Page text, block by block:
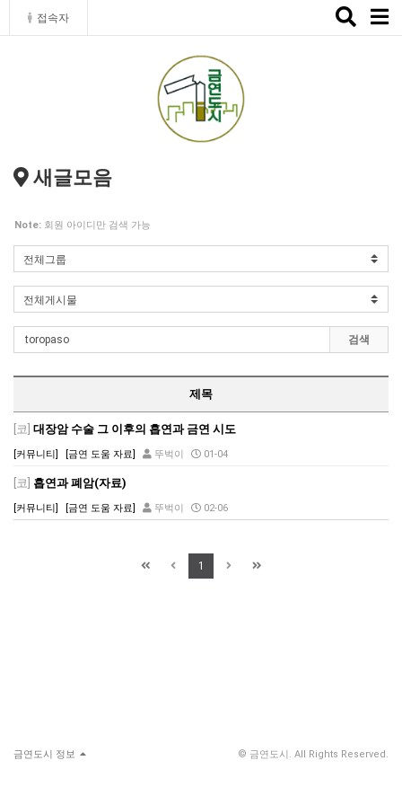
접속자
Toggle
새글모음
Note: 회원 아이디만 검색 가능
검색
제목
[코] 대장암 수술 그 이후의 흡연과 금연 시도
[커뮤니티] [금연 도움 자료] 뚜벅이 01-04
[코] 흡연과 폐암(자료)
[커뮤니티] [금연 도움 자료] 뚜벅이 02-06
1
금연도시 정보 © 금연도시. All Rights Reserved.